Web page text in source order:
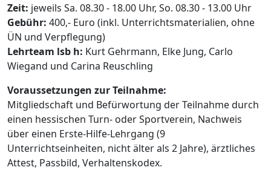
Zeit: jeweils Sa. 08.30 - 18.00 Uhr, So. 08.30 - 13.00 Uhr
Gebühr: 400,- Euro (inkl. Unterrichtsmaterialien, ohne
ÜN und Verpflegung)
Lehrteam lsb h: Kurt Gehrmann, Elke Jung, Carlo
Wiegand und Carina Reuschling
Voraussetzungen zur Teilnahme:
Mitgliedschaft und Befürwortung der Teilnahme durch
einen hessischen Turn- oder Sportverein, Nachweis
über einen Erste-Hilfe-Lehrgang (9
Unterrichtseinheiten, nicht älter als 2 Jahre), ärztliches
Attest, Passbild, Verhaltenskodex.